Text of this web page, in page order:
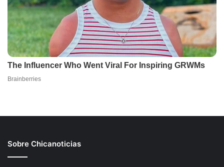
Sobre Chicanoticias